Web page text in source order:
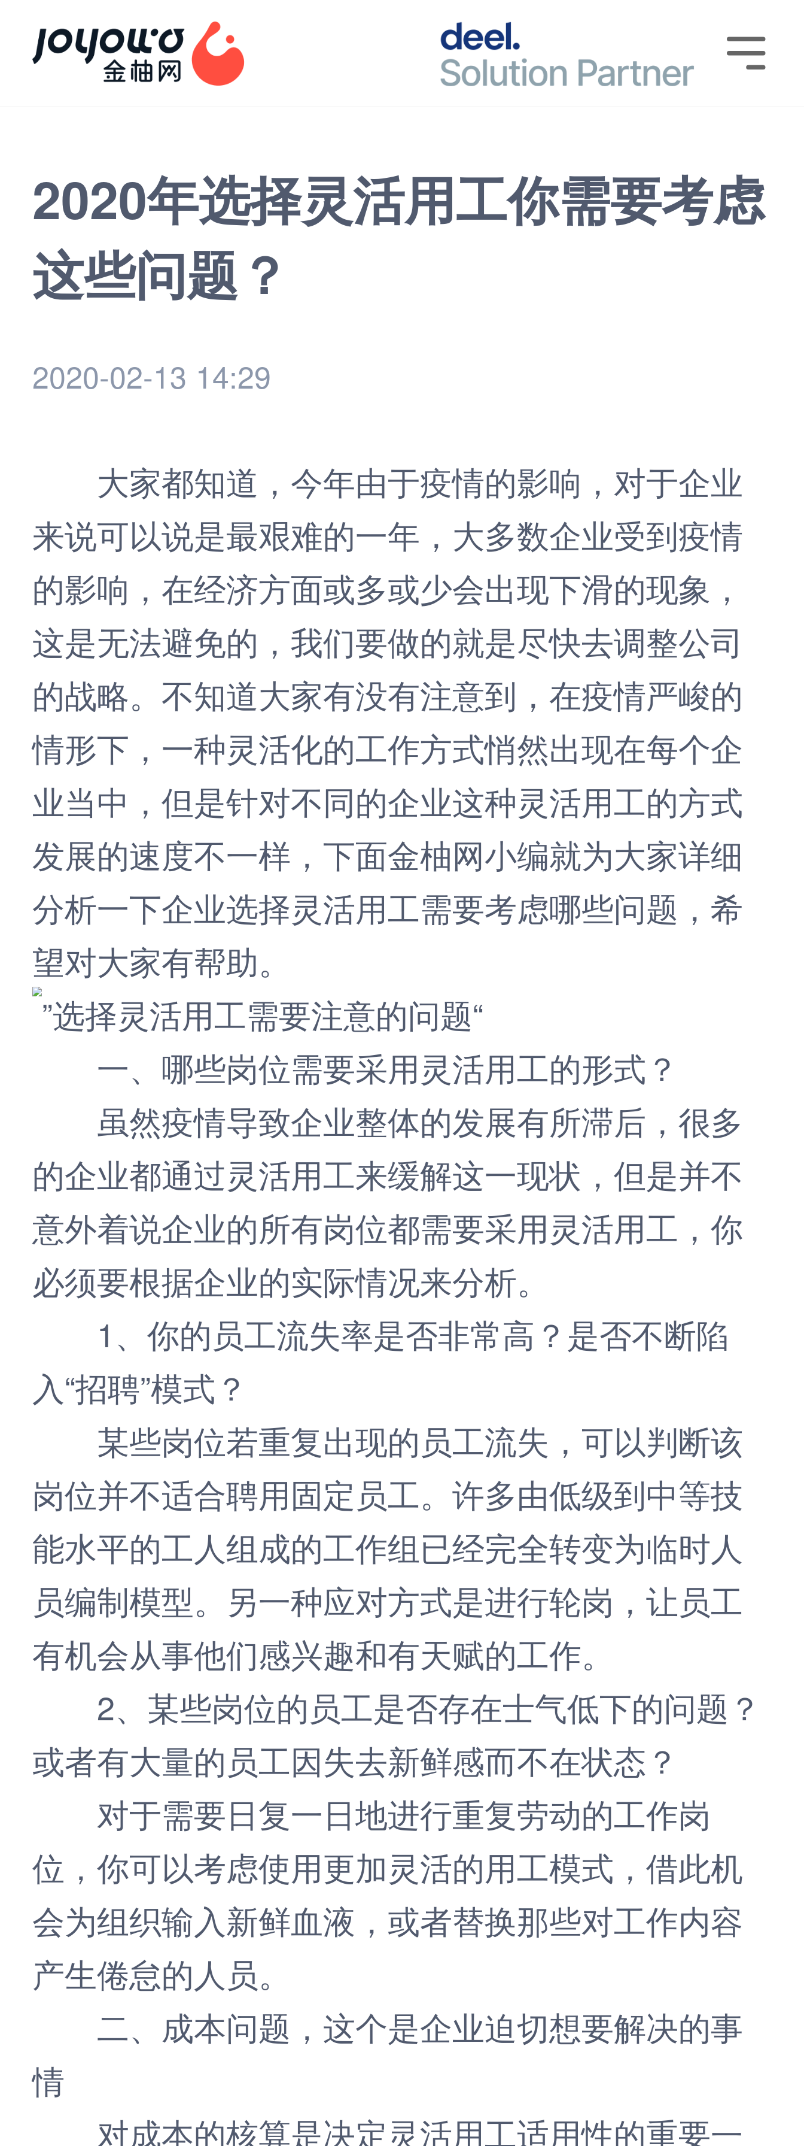

2020年选择灵活用工你需要考虑
这些问题？
2020-02-13 14:29
大家都知道，今年由于疫情的影响，对于企业
来说可以说是最艰难的一年，大多数企业受到疫情
的影响，在经济方面或多或少会出现下滑的现象，
这是无法避免的，我们要做的就是尽快去调整公司
的战略。不知道大家有没有注意到，在疫情严峻的
情形下，一种灵活化的工作方式悄然出现在每个企
业当中，但是针对不同的企业这种灵活用工的方式
发展的速度不一样，下面金柚网小编就为大家详细
分析一下企业选择灵活用工需要考虑哪些问题，希
望对大家有帮助。
一、哪些岗位需要采用灵活用工的形式？
虽然疫情导致企业整体的发展有所滞后，很多
的企业都通过灵活用工来缓解这一现状，但是并不
意外着说企业的所有岗位都需要采用灵活用工，你
必须要根据企业的实际情况来分析。
1、你的员工流失率是否非常高？是否不断陷
入“招聘”模式？
某些岗位若重复出现的员工流失，可以判断该
岗位并不适合聘用固定员工。许多由低级到中等技
能水平的工人组成的工作组已经完全转变为临时人
员编制模型。另一种应对方式是进行轮岗，让员工
有机会从事他们感兴趣和有天赋的工作。
2、某些岗位的员工是否存在士气低下的问题？
或者有大量的员工因失去新鲜感而不在状态？
对于需要日复一日地进行重复劳动的工作岗
位，你可以考虑使用更加灵活的用工模式，借此机
会为组织输入新鲜血液，或者替换那些对工作内容
产生倦怠的人员。
二、成本问题，这个是企业迫切想要解决的事
情
对成本的核算是决定灵活用工适用性的重要一